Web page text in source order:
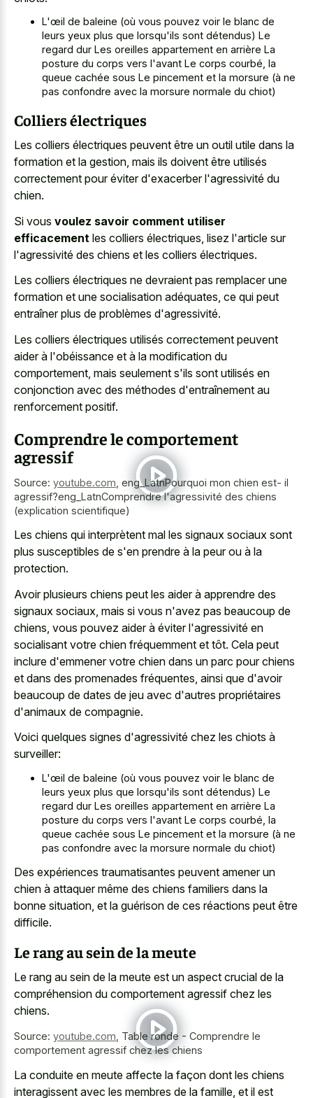
L'œil de baleine (où vous pouvez voir le blanc de
leurs yeux plus que lorsqu'ils sont détendus) Le
regard dur Les oreilles appartement en arrière La
posture du corps vers l'avant Le corps courbé, la
queue cachée sous Le pincement et la morsure (à ne
pas confondre avec la morsure normale du chiot)
Colliers électriques
Les colliers électriques peuvent être un outil utile dans la
formation et la gestion, mais ils doivent être utilisés
correctement pour éviter d'exacerber l'agressivité du
chien.
Si vous voulez savoir comment utiliser
efficacement les colliers électriques, lisez l'article sur
l'agressivité des chiens et les colliers électriques.
Les colliers électriques ne devraient pas remplacer une
formation et une socialisation adéquates, ce qui peut
entraîner plus de problèmes d'agressivité.
Les colliers électriques utilisés correctement peuvent
aider à l'obéissance et à la modification du
comportement, mais seulement s'ils sont utilisés en
conjonction avec des méthodes d'entraînement au
renforcement positif.
Comprendre le comportement
agressif
Source: youtube.com eng_LatnPourquoi mon chien est- il
agressif?eng_LatnComprendre l'agressivité des chiens
(explication scientifique)
Les chiens qui interprètent mal les signaux sociaux sont
plus susceptibles de s'en prendre à la peur ou à la
protection.
Avoir plusieurs chiens peut les aider à apprendre des
signaux sociaux, mais si vous n'avez pas beaucoup de
chiens, vous pouvez aider à éviter l'agressivité en
socialisant votre chien fréquemment et tôt. Cela peut
inclure d'emmener votre chien dans un parc pour chiens
et dans des promenades fréquentes, ainsi que d'avoir
beaucoup de dates de jeu avec d'autres propriétaires
d'animaux de compagnie.
Voici quelques signes d'agressivité chez les chiots à
surveiller:
L'œil de baleine (où vous pouvez voir le blanc de
leurs yeux plus que lorsqu'ils sont détendus) Le
regard dur Les oreilles appartement en arrière La
posture du corps vers l'avant Le corps courbé, la
queue cachée sous Le pincement et la morsure (à ne
pas confondre avec la morsure normale du chiot)
Des expériences traumatisantes peuvent amener un
chien à attaquer même des chiens familiers dans la
bonne situation, et la guérison de ces réactions peut être
difficile.
Le rang au sein de la meute
Le rang au sein de la meute est un aspect crucial de la
compréhension du comportement agressif chez les
chiens.
Source: youtube.com Table ronde - Comprendre le
comportement agressif chez les chiens
La conduite en meute affecte la façon dont les chiens
interagissent avec les membres de la famille, et il est